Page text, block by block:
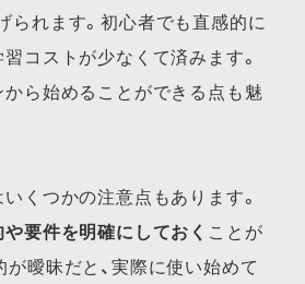
られます。初心者でも直感的に
コストが少なくて済みます。
から始めることができる点も魅
いくつかの注意点もあります。
要件を明確にしておく ことが
が曖昧だと、実際に使い始めて